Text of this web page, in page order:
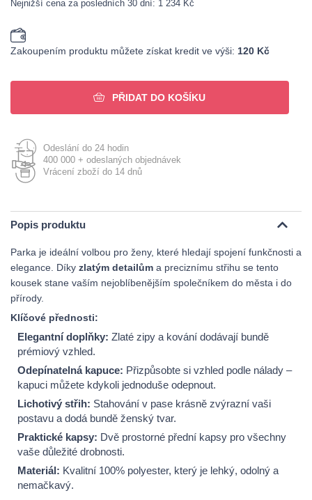
Nejnižší cena za posledních 30 dní: 1 234 Kč
Zakoupením produktu můžete získat kredit ve výši: 120 Kč
PŘIDAT DO KOŠÍKU
Odeslání do 24 hodin
400 000 + odeslaných objednávek
Vrácení zboží do 14 dnů
Popis produktu
Parka je ideální volbou pro ženy, které hledají spojení funkčnosti a
elegance. Díky zlatým detailům a preciznímu střihu se tento
kousek stane vaším nejoblíbenějším společníkem do města i do
přírody.
Klíčové přednosti:
Elegantní doplňky: Zlaté zipy a kování dodávají bundě
prémiový vzhled.
Odepínatelná kapuce: Přizpůsobte si vzhled podle nálady –
kapuci můžete kdykoli jednoduše odepnout.
Lichotivý střih: Stahování v pase krásně zvýrazní vaši
postavu a dodá bundě ženský tvar.
Praktické kapsy: Dvě prostorné přední kapsy pro všechny
vaše důležité drobnosti.
Materiál: Kvalitní 100% polyester, který je lehký, odolný a
nemačkavý.